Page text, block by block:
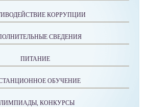
КОРРУПЦИИ
СВЕДЕНИЯ
ПИТАНИЕ
ОБУЧЕНИЕ
КОНКУРСЫ